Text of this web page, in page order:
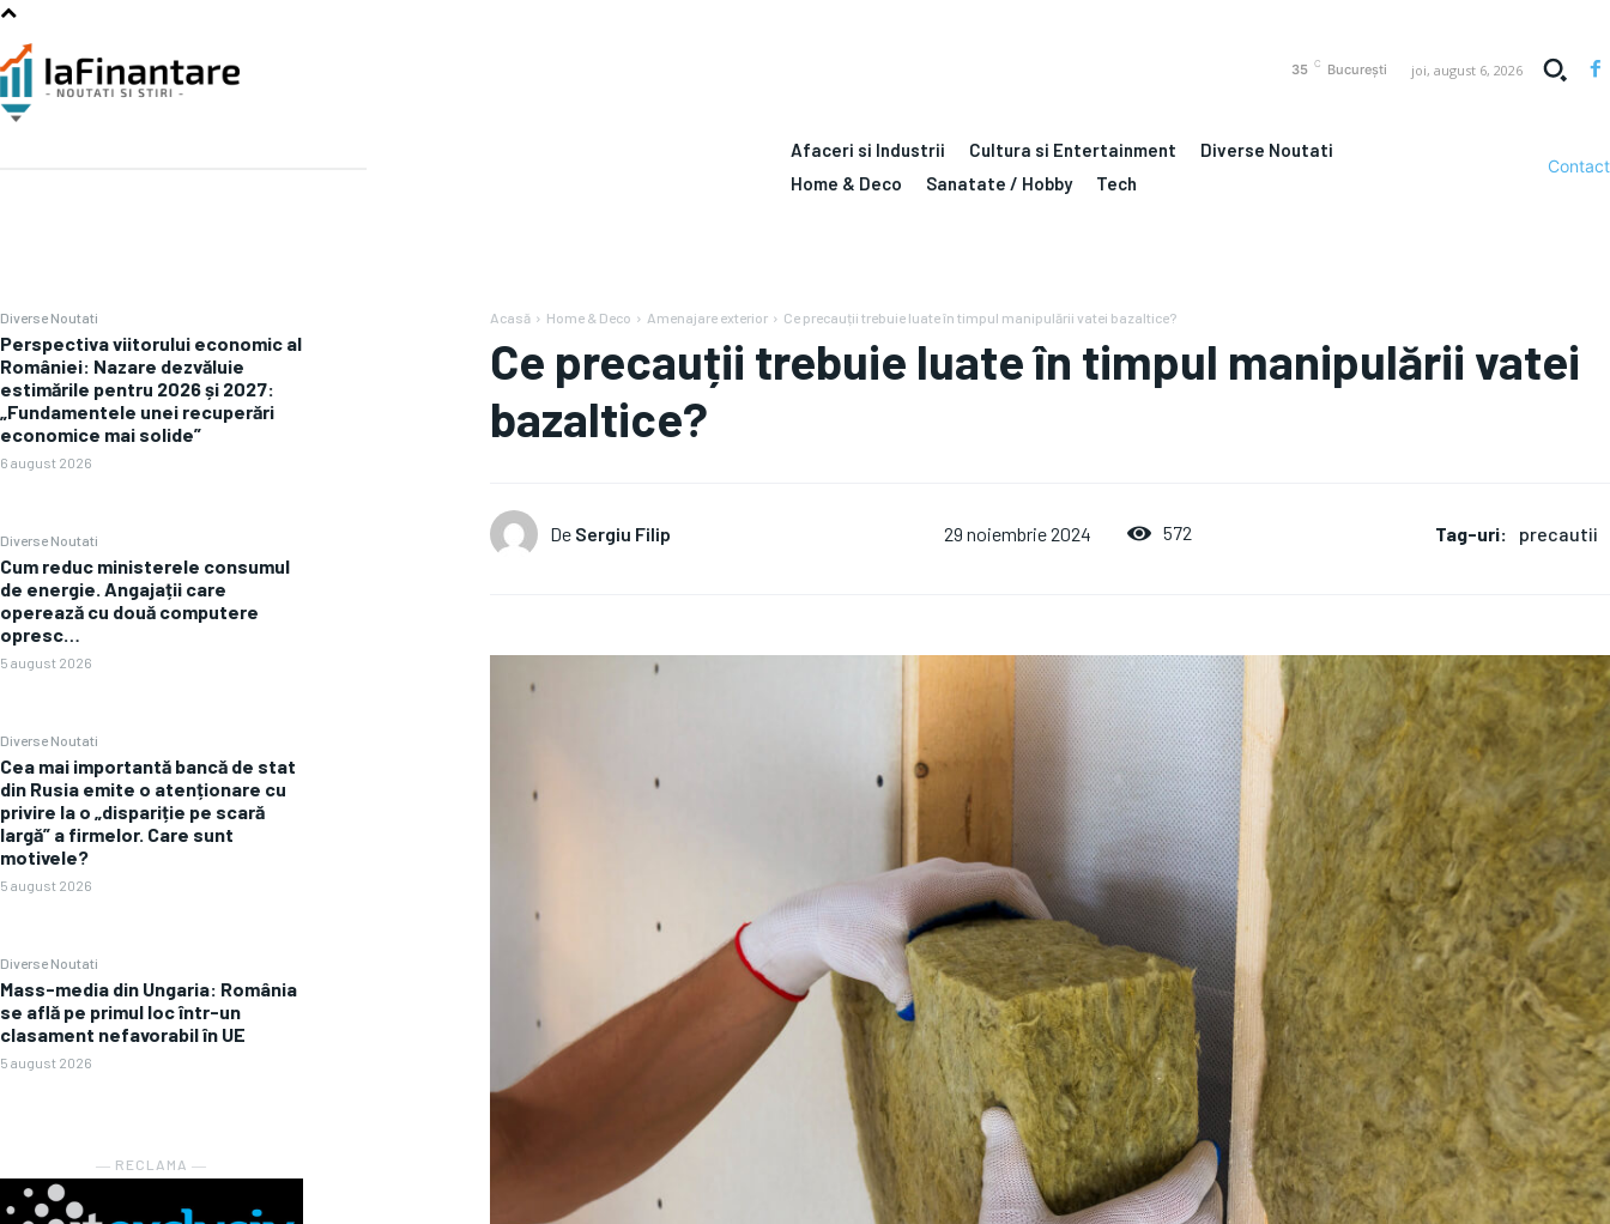
35 C București joi, august 6, 2026
Afaceri si Industrii Cultura si Entertainment
Diverse Noutati
Home & Deco
Sanatate / Hobby Tech
Contact
Diverse Noutati
Perspectiva viitorului economic al
României: Nazare dezvăluie
estimările pentru 2026 și 2027:
„Fundamentele unei recuperări
economice mai solide”
6 august 2026
Diverse Noutati
Cum reduc ministerele consumul
de energie. Angajații care
operează cu două computere
opresc…
5 august 2026
Diverse Noutati
Cea mai importantă bancă de stat
din Rusia emite o atenționare cu
privire la o „dispariție pe scară
largă” a firmelor. Care sunt
motivele?
5 august 2026
Diverse Noutati
Mass-media din Ungaria: România
se află pe primul loc într-un
clasament nefavorabil în UE
5 august 2026
― RECLAMA ―
Acasă Home & Deco Amenajare exterior Ce precauții trebuie luate în timpul manipulării vatei bazaltice?
Ce precauții trebuie luate în timpul manipulării vatei
bazaltice?
De Sergiu Filip 29 noiembrie 2024 572 Tag-uri: precautii